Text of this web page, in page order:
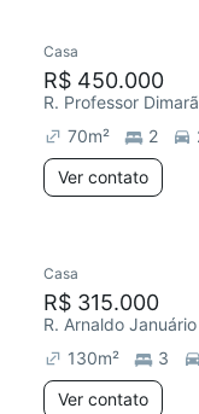
Casa
R$ 450.000
70m² 2
Ver contato
Casa
R$ 315.000
R. Arnaldo
130m² 3
Ver contato